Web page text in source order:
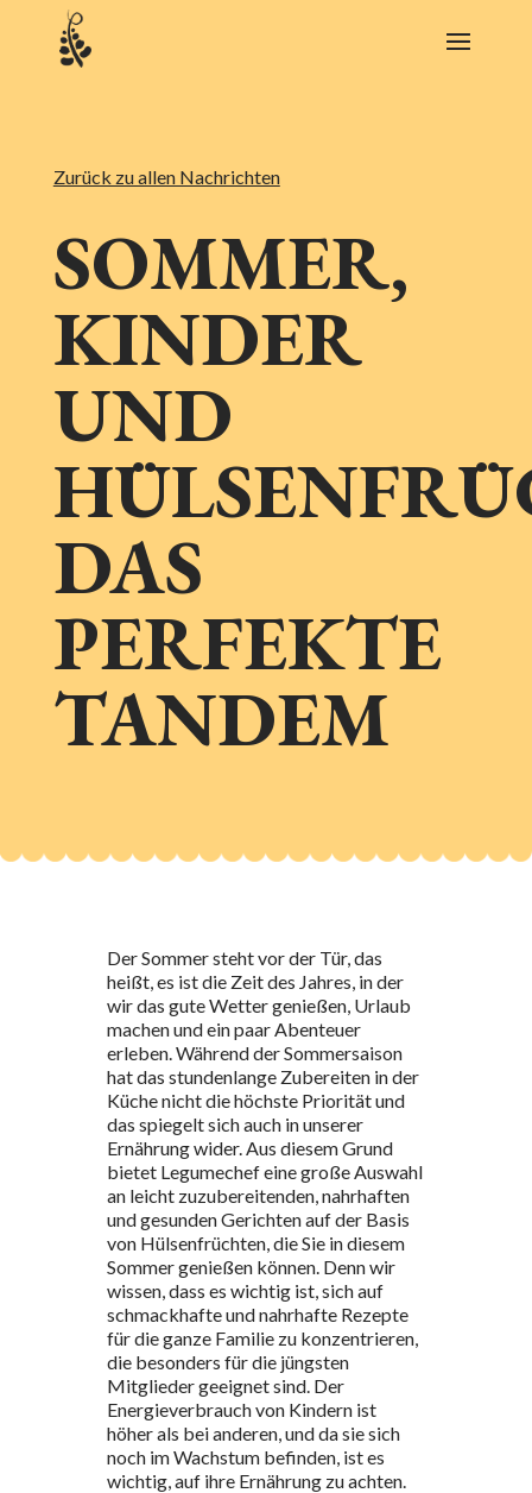
Zurück zu allen Nachrichten
SOMMER,
KINDER
UND
DAS
PERFEKTE
TANDEM
Der Sommer steht vor der Tür, das
heißt, es ist die Zeit des Jahres, in der
wir das gute Wetter genießen, Urlaub
machen und ein paar Abenteuer
erleben. Während der Sommersaison
hat das stundenlange Zubereiten in der
Küche nicht die höchste Priorität und
das spiegelt sich auch in unserer
Ernährung wider. Aus diesem Grund
bietet Legumechef eine große Auswahl
an leicht zuzubereitenden, nahrhaften
und gesunden Gerichten auf der Basis
von Hülsenfrüchten, die Sie in diesem
Sommer genießen können. Denn wir
wissen, dass es wichtig ist, sich auf
schmackhafte und nahrhafte Rezepte
für die ganze Familie zu konzentrieren,
die besonders für die jüngsten
Mitglieder geeignet sind. Der
Energieverbrauch von Kindern ist
höher als bei anderen, und da sie sich
noch im Wachstum befinden, ist es
wichtig, auf ihre Ernährung zu achten.